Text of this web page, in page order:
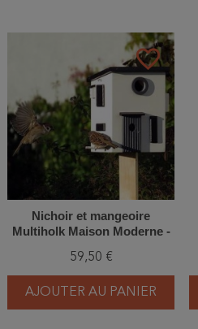
favorite_border
Nichoir et mangeoire
Multiholk Maison Moderne -
59,50 €
AJOUTER AU PANIER